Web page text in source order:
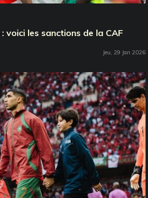
voici les sanctions de la CAF
Jeu, 29 Jan 2026